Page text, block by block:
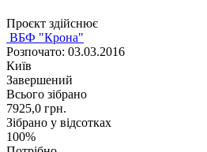
Проєкт здійснює
ВБФ "Крона"
Розпочато: 03.03.2016
Київ
Завершений
Всього зібрано
7925,0 грн.
Зібрано у відсотках
100%